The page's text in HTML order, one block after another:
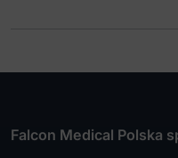
Falcon Medical Polska